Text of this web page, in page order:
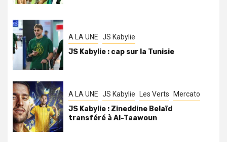
A LA UNE JS Kabylie
JS Kabylie : cap sur la Tunisie
A LA UNE JS Kabylie Les Verts Mercato
JS Kabylie : Zineddine Belaïd
transféré à Al-Taawoun